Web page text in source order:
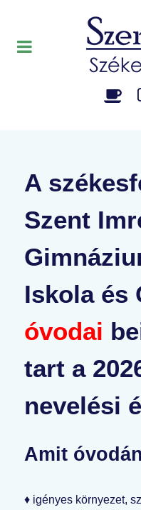
A
Szent
Iskola és
óvodai
tart a
nevelési
Amit
♦ igényes környezet,